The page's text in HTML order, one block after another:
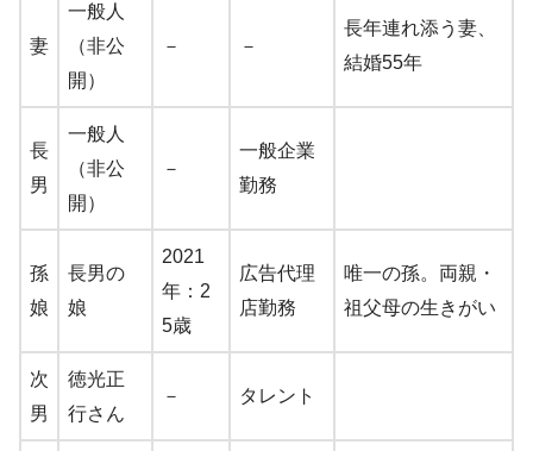
妻
一般人
（非公
開）
－ －
長年連れ添う妻、
結婚55年
長
男
一般人
（非公
開）
－
一般企業
勤務
孫
娘
長男の
娘
2021
年：2
5歳
広告代理
店勤務
唯一の孫。両親・
祖父母の生きがい
次
男
徳光正
行さん
－ タレント